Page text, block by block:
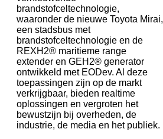
brandstofceltechnologie,
waaronder de nieuwe Toyota Mirai,
een stadsbus met
brandstofceltechnologie en de
REXH2® maritieme range
extender en GEH2® generator
ontwikkeld met EODev. Al deze
toepassingen zijn op de markt
verkrijgbaar, bieden realtime
oplossingen en vergroten het
bewustzijn bij overheden, de
industrie, de media en het publiek.